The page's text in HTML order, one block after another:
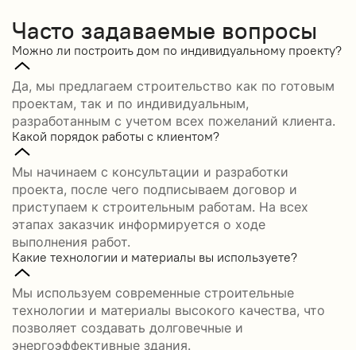
Часто задаваемые вопросы
Можно ли построить дом по индивидуальному проекту?
Да, мы предлагаем строительство как по готовым
проектам, так и по индивидуальным,
разработанным с учетом всех пожеланий клиента.
Какой порядок работы с клиентом?
Мы начинаем с консультации и разработки
проекта, после чего подписываем договор и
приступаем к строительным работам. На всех
этапах заказчик информируется о ходе
выполнения работ.
Какие технологии и материалы вы используете?
Мы используем современные строительные
технологии и материалы высокого качества, что
позволяет создавать долговечные и
энергоэффективные здания.